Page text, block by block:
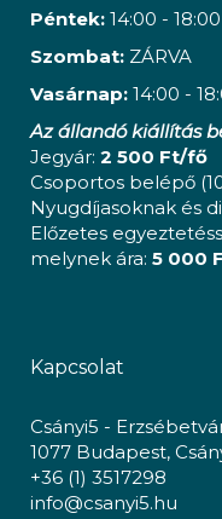
Péntek: 14:00 - 18:00
Szombat: ZÁRVA
Vasárnap: 14:00 -
Az állandó kiállítás
Jegyár: 2 500 Ft/fő
Csoportos belépő
Nyugdíjasoknak és
Előzetes
melynek ára: 5 000
Kapcsolat
Csányi5 -
1077 Budapest,
+36 (1) 3517298
info@csanyi5.hu